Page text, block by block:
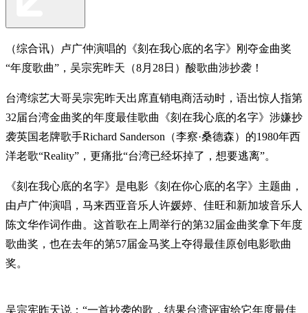
（综合讯）卢广仲演唱的《刻在我心底的名字》刚夺金曲奖
“年度歌曲”，吴宗宪昨天（8月28日）酸歌曲涉抄袭！
台湾综艺大哥吴宗宪昨天出席直销电商活动时，语出惊人指第
32届台湾金曲奖的年度最佳歌曲《刻在我心底的名字》涉嫌抄
袭英国老牌歌手Richard Sanderson（李察·桑德森）的1980年西
洋老歌“Reality”，更痛批“台湾已经坏掉了，想要逃离”。
《刻在我心底的名字》是电影《刻在你心底的名字》主题曲，
由卢广仲演唱，马来西亚音乐人许媛婷、佳旺和新加坡音乐人
陈文华作词作曲。这首歌在上周举行的第32届金曲奖拿下年度
歌曲奖，也在去年的第57届金马奖上夺得最佳原创电影歌曲
奖。
吴宗宪昨天说：“一首抄袭的歌，结果台湾评审给它年度最佳